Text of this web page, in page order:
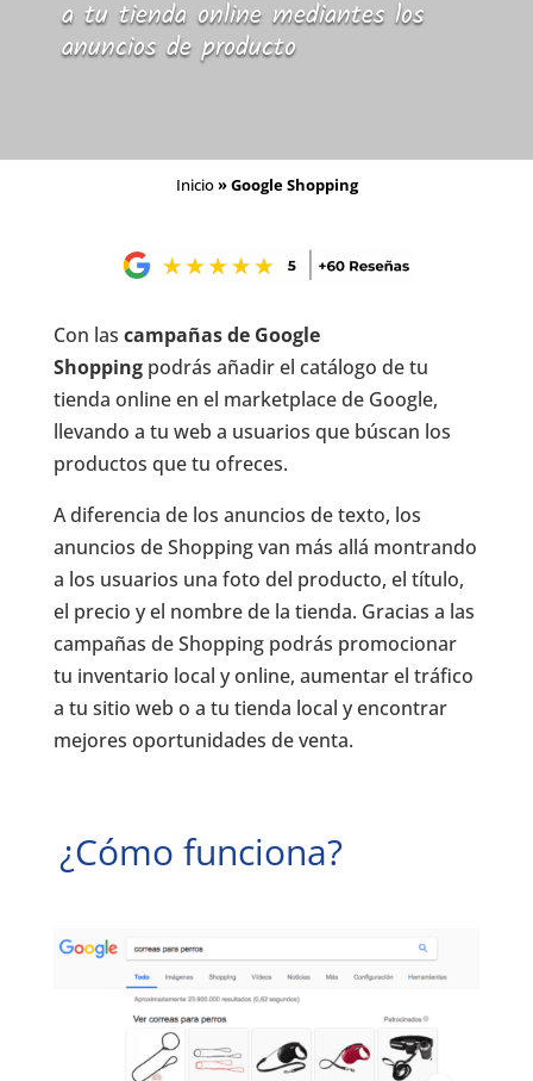
a tu tienda online mediantes los
anuncios de producto
Inicio»Google Shopping
Con las campañas de Google
Shoppingpodrás añadir el catálogo de tu
tienda online en el marketplace de Google,
llevando a tu web a usuarios que búscan los
productos que tu ofreces.
A diferencia de los anuncios de texto, los
anuncios de Shopping van más allá montrando
a los usuarios una foto del producto, el título,
el precio y el nombre de la tienda. Gracias a las
campañas de Shopping podrás promocionar
tu inventario local y online, aumentar el tráfico
a tu sitio web o a tu tienda local y encontrar
mejores oportunidades de venta.
¿Cómo funciona?